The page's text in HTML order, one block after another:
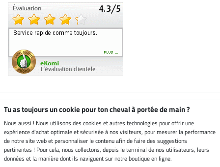
Boutique climatiquement
neutre
Livraison par
Tu as toujours un cookie pour ton cheval à portée de main ?
Nous aussi ! Nous utilisons des cookies et autres technologies pour offrir une
expérience d'achat optimale et sécurisée à nos visiteurs, pour mesurer la performance
de notre site web et personnaliser le contenu afin de faire des suggestions
pertinentes ! Pour cela, nous collectons, depuis le terminal de nos utilisateurs, leurs
données et la manière dont ils naviguent sur notre boutique en ligne.